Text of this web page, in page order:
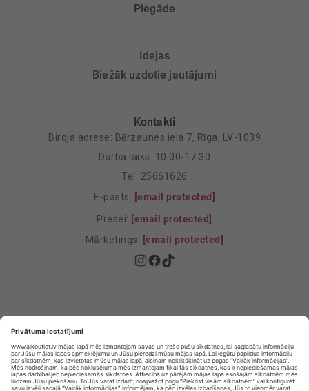
Piegāde
Idejas
Biežāk uzdotie jautājumi
Kontakti
Biroja adrese: Bērzaunes iela 7, Rīga, LV-1039
Darba laiks: 10.00-17.30
Tel: 25661626
E-pasts: [email protected]
Presei: [email protected]
Mārketings: [email protected]
Privātuma Iestatījumi
E-veikala lietošanas noteikumi